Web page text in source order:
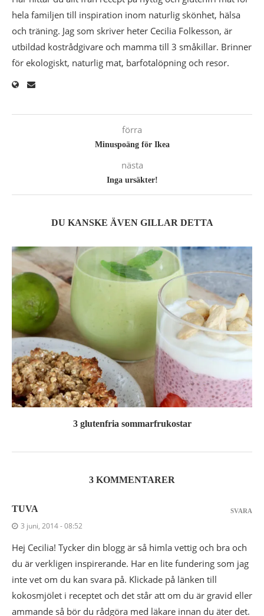
hela familjen till inspiration inom naturlig skönhet, hälsa
och träning. Jag som skriver heter Cecilia Folkesson, är
utbildad kostrådgivare och mamma till 3 småkillar. Brinner
för ekologiskt, naturlig mat, barfotalöpning och resor.
förra
Minuspoäng för Ikea
nästa
Inga ursäkter!
DU KANSKE ÄVEN GILLAR DETTA
3 glutenfria sommarfrukostar
3 KOMMENTARER
TUVA
3 juni, 2014 - 08:52
Hej Cecilia! Tycker din blogg är så himla vettig och bra och
du är verkligen inspirerande. Har en lite fundering som jag
inte vet om du kan svara på. Klickade på länken till
kokosmjölet i receptet och det står att om du är gravid eller
ammande så bör du rådgöra med läkare innan du äter det.
SVARA